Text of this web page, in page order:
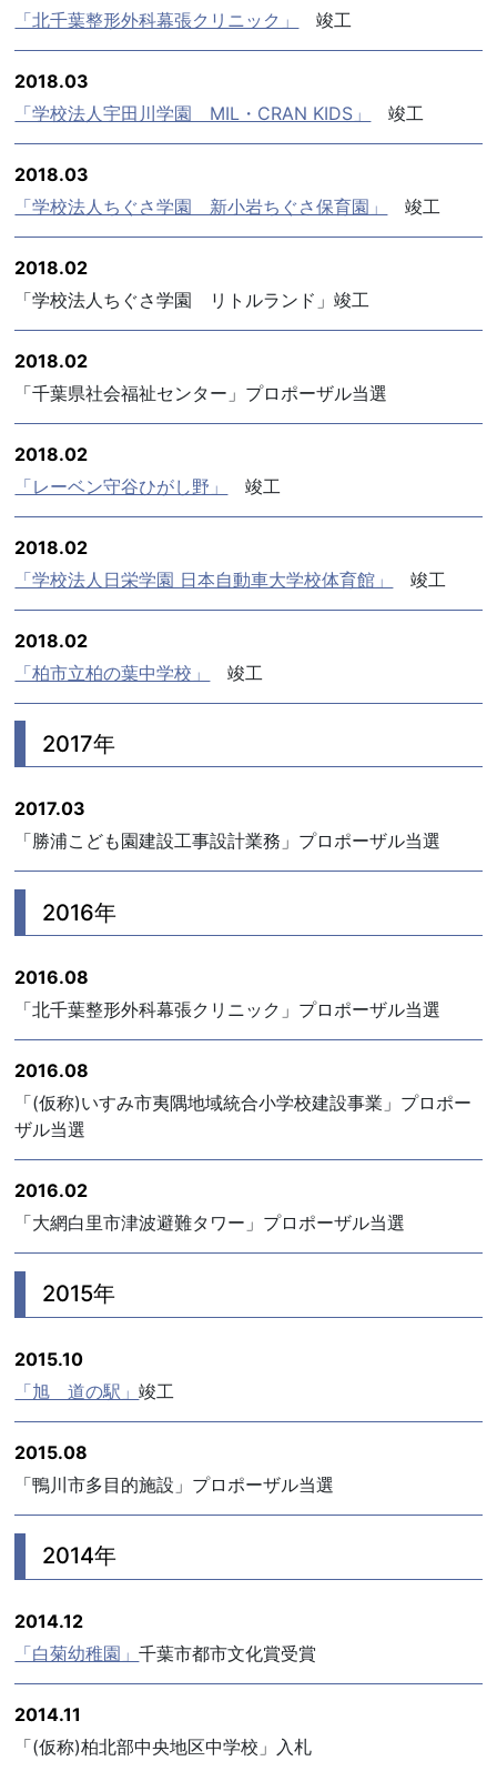
「北千葉整形外科幕張クリニック」
竣工
2018.03
「学校法人宇田川学園 MIL・CRAN KIDS」
竣工
2018.03
「学校法人ちぐさ学園 新小岩ちぐさ保育園」
竣工
2018.02
「学校法人ちぐさ学園 リトルランド」竣工
2018.02
「千葉県社会福祉センター」プロポーザル当選
2018.02
「レーベン守谷ひがし野」
竣工
2018.02
「学校法人日栄学園 日本自動車大学校体育館」
竣工
2018.02
「柏市立柏の葉中学校」
竣工
2017年
2017.03
「勝浦こども園建設工事設計業務」プロポーザル当選
2016年
2016.08
「北千葉整形外科幕張クリニック」プロポーザル当選
2016.08
「(仮称)いすみ市夷隅地域統合小学校建設事業」プロポー
ザル当選
2016.02
「大網白里市津波避難タワー」プロポーザル当選
2015年
2015.10
「旭 道の駅」竣工
2015.08
「鴨川市多目的施設」プロポーザル当選
2014年
2014.12
「白菊幼稚園」千葉市都市文化賞受賞
2014.11
「(仮称)柏北部中央地区中学校」入札